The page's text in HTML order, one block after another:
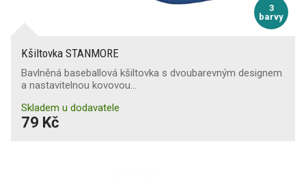
3
barvy
Kšiltovka STANMORE
Bavlněná baseballová kšiltovka s dvoubarevným designem
a nastavitelnou kovovou…
Skladem u dodavatele
79 Kč